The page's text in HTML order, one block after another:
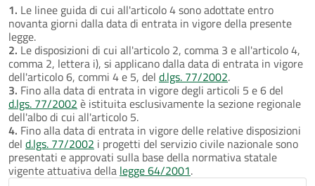
1. Le linee guida di cui all'articolo 4 sono adottate entro
novanta giorni dalla data di entrata in vigore della presente
legge.
2. Le disposizioni di cui all'articolo 2, comma 3 e all'articolo 4,
comma 2, lettera i), si applicano dalla data di entrata in vigore
dell'articolo 6, commi 4 e 5, del d.lgs. 77/2002.
3. Fino alla data di entrata in vigore degli articoli 5 e 6 del
d.lgs. 77/2002 è istituita esclusivamente la sezione regionale
dell'albo di cui all'articolo 5.
4. Fino alla data di entrata in vigore delle relative disposizioni
del d.lgs. 77/2002 i progetti del servizio civile nazionale sono
presentati e approvati sulla base della normativa statale
vigente attuativa della legge 64/2001.